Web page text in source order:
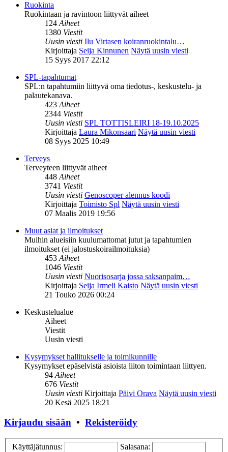
Ruokinta
Ruokintaan ja ravintoon liittyvät aiheet
124Aiheet
1380 Viestit
Uusin viesti Ilu Virtasen koiranruokintalu…
Kirjoittaja Seija Kinnunen Näytä uusin viesti
15 Syys 2017 22:12
SPL-tapahtumat
SPL:n tapahtumiin liittyvä oma tiedotus-, keskustelu- ja
palautekanava.
423Aiheet
2344 Viestit
Uusin viesti SPL TOTTISLEIRI 18-19.10.2025
Kirjoittaja Laura Mikonsaari Näytä uusin viesti
08 Syys 2025 10:49
Terveys
Terveyteen liittyvät aiheet
448Aiheet
3741 Viestit
Uusin viesti Genoscoper alennus koodi
Kirjoittaja Toimisto Spl Näytä uusin viesti
07 Maalis 2019 19:56
Muut asiat ja ilmoitukset
Muihin alueisiin kuulumattomat jutut ja tapahtumien
ilmoitukset (ei jalostuskoirailmoituksia)
453Aiheet
1046 Viestit
Uusin viesti Nuorisosarja jossa saksanpaim…
Kirjoittaja Seija Irmeli Kaisto Näytä uusin viesti
21 Touko 2026 00:24
Keskustelualue
Aiheet
Viestit
Uusin viesti
Kysymykset hallitukselle ja toimikunnille
Kysymykset epäselvistä asioista liiton toimintaan liittyen.
94Aiheet
676 Viestit
Uusin viesti Kirjoittaja Päivi Orava Näytä uusin viesti
20 Kesä 2025 18:21
Kirjaudu sisään • Rekisteröidy
Käyttäjätunnus: Salasana: